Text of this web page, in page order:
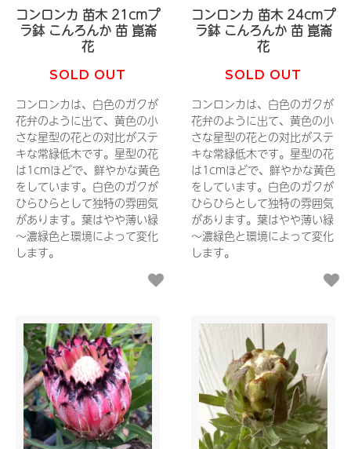
コンロンカ 苗木 21cmプ
ラ鉢 こんろんか 苗 崑崙
花
SOLD OUT
コンロンカは、白色のガクが
花弁のように出て、黄色の小
さな星型の花との対比がステ
キな常緑低木です。星型の花
は1cmほどで、鮮やかな黄色
をしています。白色のガクが
ひらひらとして独特の雰囲気
があります。葉はやや薄い緑
～濃緑色と環境によって変化
します。
コンロンカ 苗木 24cmプ
ラ鉢 こんろんか 苗 崑崙
花
SOLD OUT
コンロンカは、白色のガクが
花弁のように出て、黄色の小
さな星型の花との対比がステ
キな常緑低木です。星型の花
は1cmほどで、鮮やかな黄色
をしています。白色のガクが
ひらひらとして独特の雰囲気
があります。葉はやや薄い緑
～濃緑色と環境によって変化
します。